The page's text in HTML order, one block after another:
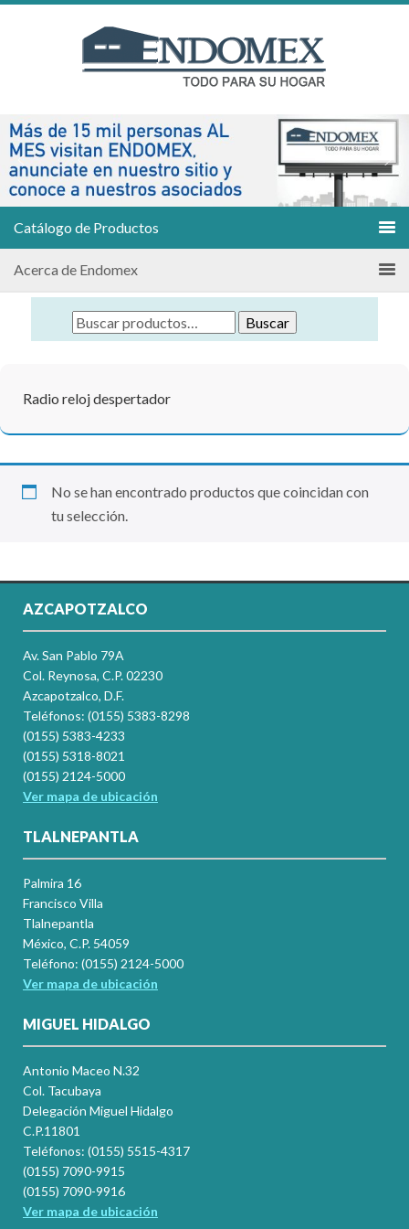
Catálogo de Productos
Acerca de Endomex
Buscar
Radio reloj despertador
No se han encontrado productos que coincidan con
tu selección.
AZCAPOTZALCO
Av. San Pablo 79A
Col. Reynosa, C.P. 02230
Azcapotzalco, D.F.
Teléfonos: (0155) 5383-8298
(0155) 5383-4233
(0155) 5318-8021
(0155) 2124-5000
Ver mapa de ubicación
TLALNEPANTLA
Palmira 16
Francisco Villa
Tlalnepantla
México, C.P. 54059
Teléfono: (0155) 2124-5000
Ver mapa de ubicación
MIGUEL HIDALGO
Antonio Maceo N.32
Col. Tacubaya
Delegación Miguel Hidalgo
C.P.11801
Teléfonos: (0155) 5515-4317
(0155) 7090-9915
(0155) 7090-9916
Ver mapa de ubicación